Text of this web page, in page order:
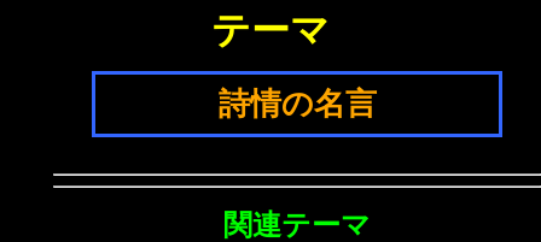
テーマ
詩情の名言
関連テーマ